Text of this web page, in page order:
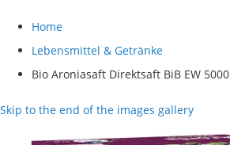
Home
Lebensmittel & Getränke
Bio Aroniasaft Direktsaft BiB EW
Skip to the end of the images gallery